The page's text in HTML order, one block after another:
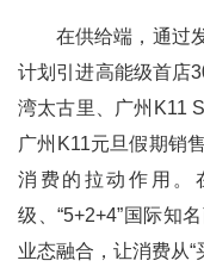
在供给端，通过发
计划引进高能级首
湾太古里、广州K11
广州K11元旦假期销
消费的拉动作用。
级、“5+2+4”国际知
业态融合，让消费从“